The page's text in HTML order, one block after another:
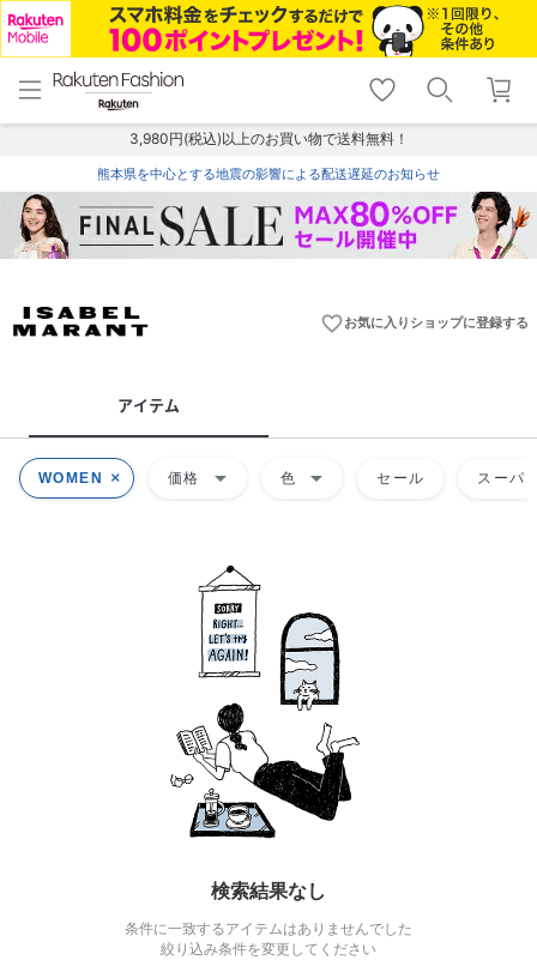
menu home
トップ
shopping_cart lock_outline
ログイン
3,980円(税込)以上のお買い物で送料無料！
熊本県を中心とする地震の影響による配送遅延のお知らせ
favorite_borderお気に入りショップに登録する
アイテム
WOMEN 価格 arrow_drop_down 色 arrow_drop_down セール スーパ
検索結果なし
条件に一致するアイテムはありませんでした
絞り込み条件を変更してください